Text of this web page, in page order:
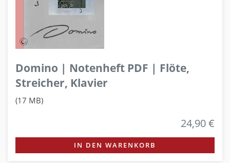
Domino | Notenheft PDF | Flöte,
Streicher, Klavier
(17 MB)
24,90 €
IN DEN WARENKORB